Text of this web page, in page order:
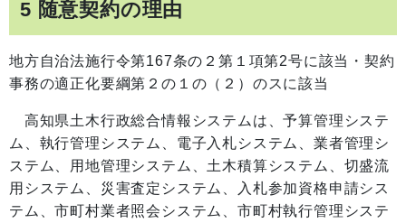
5 随意契約の理由
地方自治法施行令第167条の２第１項第2号に該当・契約
事務の適正化要綱第２の１の（２）のスに該当
高知県土木行政総合情報システムは、予算管理システ
ム、執行管理システム、電子入札システム、業者管理シ
ステム、用地管理システム、土木積算システム、切盛流
用システム、災害査定システム、入札参加資格申請シス
テム、市町村業者照会システム、市町村執行管理システ